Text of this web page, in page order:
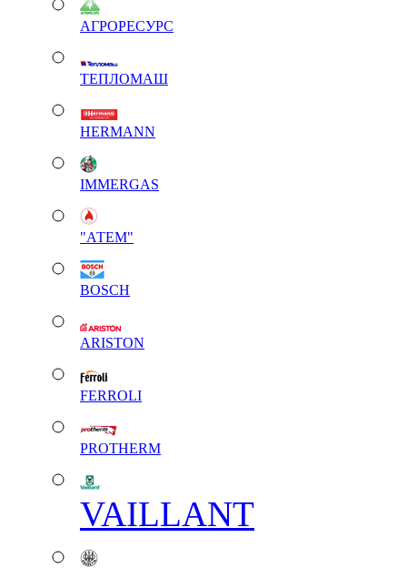
АГРОРЕСУРС
ТЕПЛОМАШ
HERMANN
IMMERGAS
"АТЕМ"
BOSCH
ARISTON
FERROLI
PROTHERM
VAILLANT